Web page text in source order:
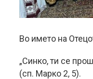
Во името на
„Синко, ти се
(сп. Марко 2, 5).